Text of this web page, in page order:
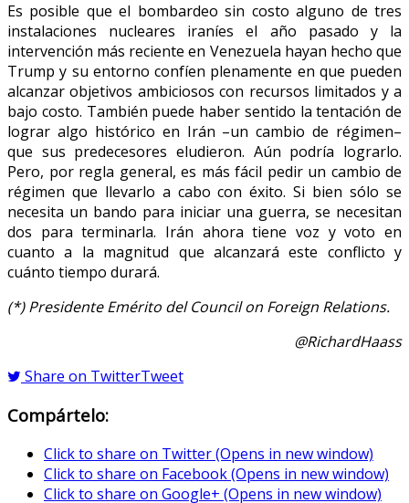
Es posible que el bombardeo sin costo alguno de tres
instalaciones nucleares iraníes el año pasado y la
intervención más reciente en Venezuela hayan hecho que
Trump y su entorno confíen plenamente en que pueden
alcanzar objetivos ambiciosos con recursos limitados y a
bajo costo. También puede haber sentido la tentación de
lograr algo histórico en Irán –un cambio de régimen–
que sus predecesores eludieron. Aún podría lograrlo.
Pero, por regla general, es más fácil pedir un cambio de
régimen que llevarlo a cabo con éxito. Si bien sólo se
necesita un bando para iniciar una guerra, se necesitan
dos para terminarla. Irán ahora tiene voz y voto en
cuanto a la magnitud que alcanzará este conflicto y
cuánto tiempo durará.
(*) Presidente Emérito del Council on Foreign Relations.
@RichardHaass
Share on TwitterTweet
Compártelo:
Click to share on Twitter (Opens in new window)
Click to share on Facebook (Opens in new window)
Click to share on Google+ (Opens in new window)